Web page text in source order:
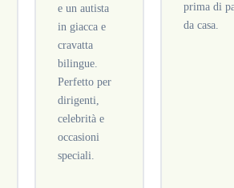
e un autista
in giacca e
cravatta
bilingue.
Perfetto per
dirigenti,
celebrità e
occasioni
speciali.
prima di
da casa.